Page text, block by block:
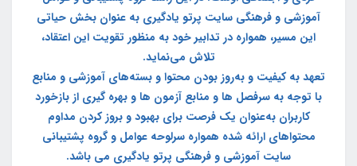
آموزشی و فرهنگی سایت پرتو یادگیری به عنوان بخش حیاتی
این مسیر، همواره در تدابیر خود به منظور تقویت این اعتقاد،
تلاش می‌نماید.
تعهد به کیفیت و به‌روز بودن محتوا و بسته‌های آموزشی و منابع
با توجه به سرفصل ها و منابع آزمون ها و بهره گیری از بازخورد
کاربران به‌عنوان یک فرصت برای بهبود و بروز کردن مداوم
محتواهای ارائه شده همواره سرلوحه عوامل و گروه پشتیبانی
سایت آموزشی و فرهنگی پرتو یادگیری می باشد.